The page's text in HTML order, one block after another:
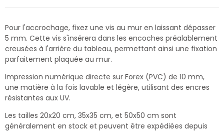
Pour l'accrochage, fixez une vis au mur en laissant dépasser
5 mm. Cette vis s'insérera dans les encoches préalablement
creusées à l'arrière du tableau, permettant ainsi une fixation
parfaitement plaquée au mur.
Impression numérique directe sur Forex (PVC) de 10 mm,
une matière à la fois lavable et légère, utilisant des encres
résistantes aux UV.
Les tailles 20x20 cm, 35x35 cm, et 50x50 cm sont
généralement en stock et peuvent être expédiées depuis